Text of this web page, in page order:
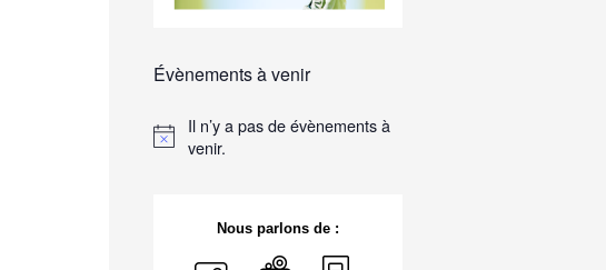
Évènements à venir
Il n’y a pas de évènements à
venir.
Nous parlons de :